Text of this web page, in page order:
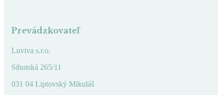
Prevádzkovateľ
Luviva s.r.o.
Sihotská 265/11
031 04 Liptovský Mikuláš